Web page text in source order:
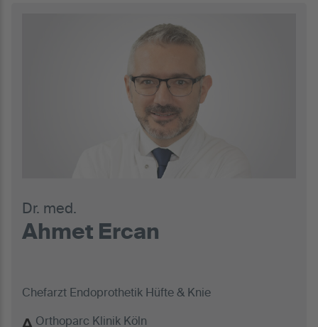
Dr. med.
Ahmet Ercan
Chefarzt Endoprothetik Hüfte & Knie
Orthoparc Klinik Köln